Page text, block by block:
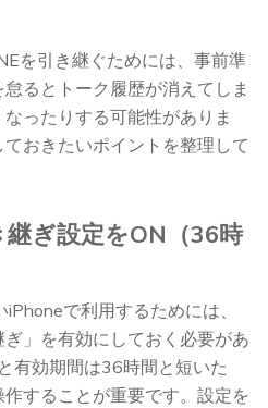
を引き継ぐためには、事前準
るとトーク履歴が消えてしま
ったりする可能性がありま
おきたいポイントを整理して
ぎ設定をON（36時
で利用するためには、
」を有効にしておく必要があ
有効期間は36時間と短いた
することが重要です。設定を